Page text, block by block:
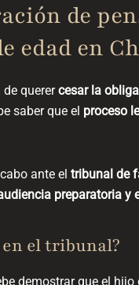
de
edad en
querercesar la
saberque el proceso
ante el tribunal de
preparatoria y
en el tribunal?
demostrar que el